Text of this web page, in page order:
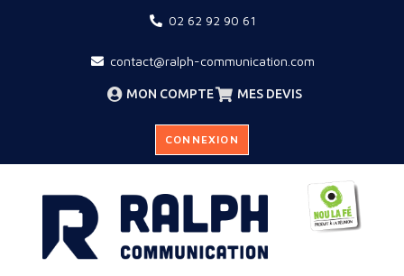
02 62 92 90 61
contact@ralph-communication.com
MON COMPTE MES DEVIS
CONNEXION